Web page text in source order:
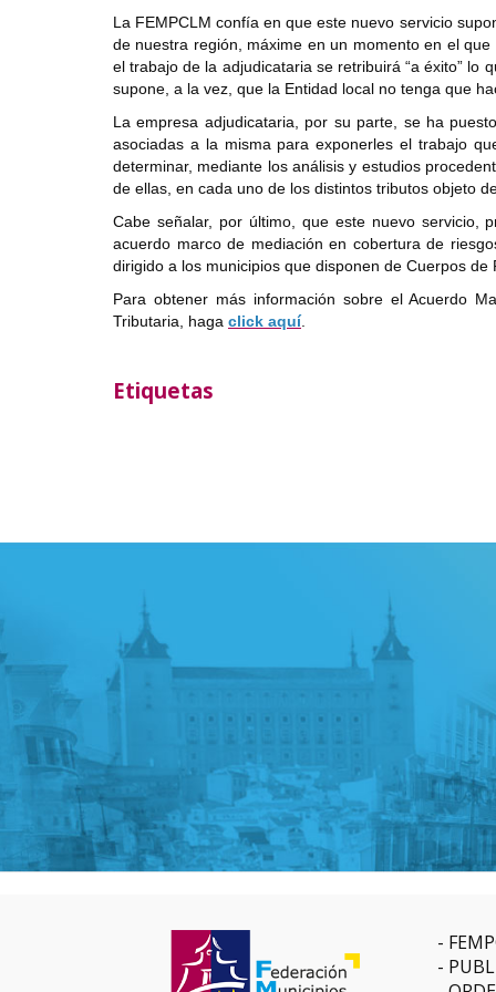
La FEMPCLM confía en que este nuevo servicio
de nuestra región, máxime en un momento en el
el trabajo de la adjudicataria se retribuirá “a éxito” lo
supone, a la vez, que la Entidad local no tenga que
La empresa adjudicataria, por su parte, se ha
asociadas a la misma para exponerles el trabajo
determinar, mediante los análisis y estudios
de ellas, en cada uno de los distintos tributos objeto
Cabe señalar, por último, que este nuevo servicio,
acuerdo marco de mediación en cobertura de
dirigido a los municipios que disponen de Cuerpos de
Para obtener más información sobre el Acuerdo
Tributaria, haga click aquí.
Etiquetas